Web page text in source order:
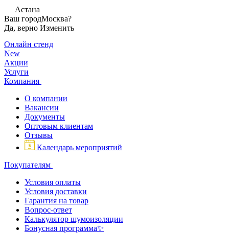
Астана
Ваш городМосква?
Да, верно Изменить
Онлайн стенд
New
Акции
Услуги
Компания
О компании
Вакансии
Документы
Оптовым клиентам
Отзывы
Календарь мероприятий
Покупателям
Условия оплаты
Условия доставки
Гарантия на товар
Вопрос-ответ
Калькулятор шумоизоляции
Бонусная программа✨